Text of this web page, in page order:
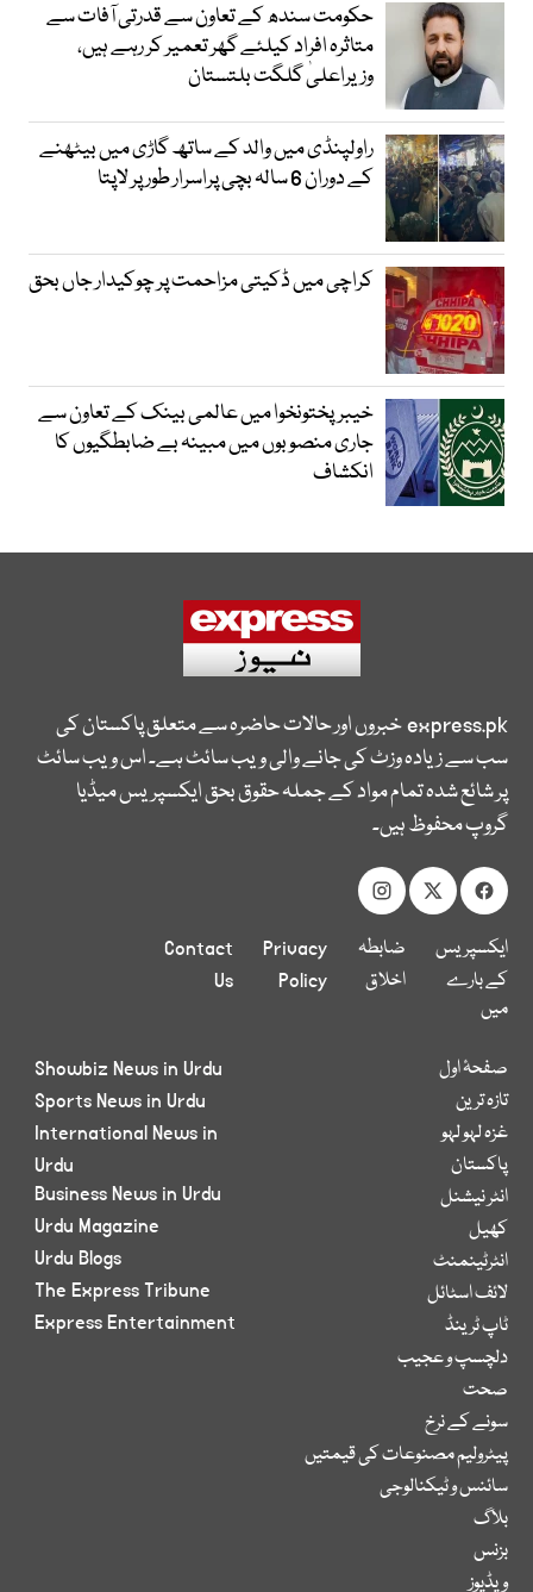
حکومت سندھ کے تعاون سے قدرتی آفات سے
متاثرہ افراد کیلئے گھر تعمیر کر رہے ہیں،
وزیراعلیٰ گلگت بلتستان
راولپنڈی میں والد کے ساتھ گاڑی میں بیٹھنے
کے دوران 6 سالہ بچی پراسرار طور پر لاپتا
کراچی میں ڈکیتی مزاحمت پر چوکیدار جاں بحق
خیبرپختونخوا میں عالمی بینک کے تعاون سے
جاری منصوبوں میں مبینہ بے ضابطگیوں کا
انکشاف
express.pkخبروں اور حالات حاضرہ سے متعلق پاکستان کی
سب سے زیادہ وزٹ کی جانے والی ویب سائٹ ہے۔ اس ویب سائٹ
پر شائع شدہ تمام مواد کے جملہ حقوق بحق ایکسپریس میڈیا
گروپ محفوظ ہیں۔
ایکسپریس
کے بارے
میں
ضابطہ
اخلاق
Privacy
Policy
Contact
Us
صفحۂ اول
تازہ ترین
غزہ لہو لہو
پاکستان
انٹر نیشنل
کھیل
انٹرٹینمنٹ
لائف اسٹائل
ٹاپ ٹرینڈ
دلچسپ و عجیب
صحت
سونے کے نرخ
پیٹرولیم مصنوعات کی قیمتیں
سائنس و ٹیکنالوجی
بلاگ
بزنس
ویڈیوز
Showbiz News in Urdu
Sports News in Urdu
International News in
Urdu
Business News in Urdu
Urdu Magazine
Urdu Blogs
The Express Tribune
Express Entertainment